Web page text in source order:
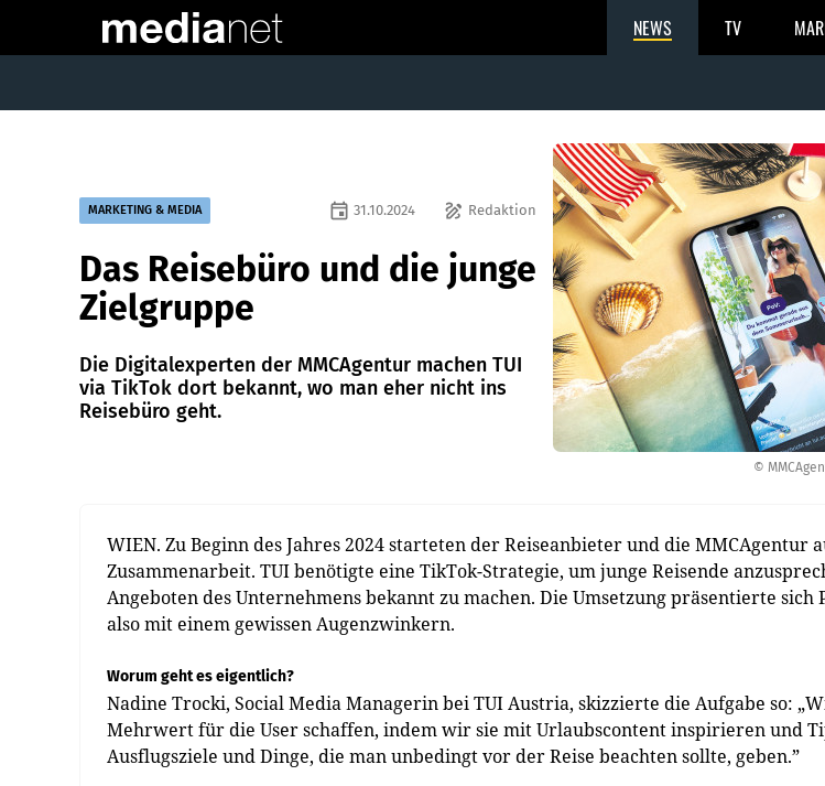
NEWS TV
©
MARKETING & MEDIA draw Redaktion
event 31.10.2024
Das Reisebüro und die junge
Zielgruppe
Die Digitalexperten der MMCAgentur machen TUI
via TikTok dort bekannt, wo man eher nicht ins
Reisebüro geht.
WIEN. Zu Beginn des Jahres 2024 starteten der Reiseanbieter und die MMCAgentur
Zusammenarbeit. TUI benötigte eine TikTok-Strategie, um junge Reisende
Angeboten des Unter­nehmens bekannt zu machen. Die Umsetzung präsentierte
also mit einem gewissen Augenzwinkern.
Worum geht es eigentlich?
Nadine Trocki, Social Media Managerin bei TUI Austria, skizzierte die Aufgabe so:
Mehrwert für die User schaffen, indem wir sie mit Urlaubscontent inspirieren und
Ausflugsziele und Dinge, die man unbedingt vor der Reise beachten sollte, geben.”